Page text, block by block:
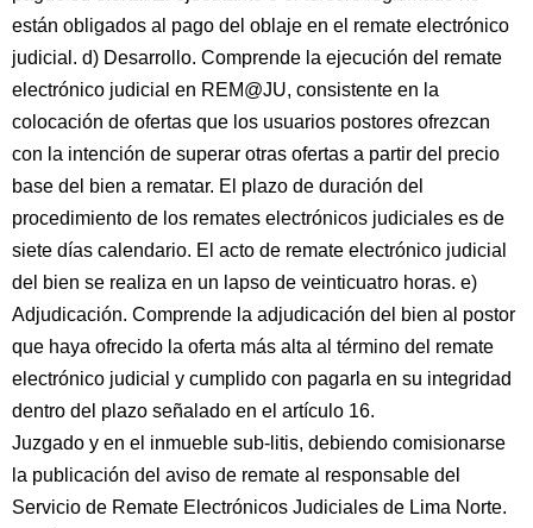
están obligados al pago del oblaje en el remate electrónico
judicial. d) Desarrollo. Comprende la ejecución del remate
electrónico judicial en REM@JU, consistente en la
colocación de ofertas que los usuarios postores ofrezcan
con la intención de superar otras ofertas a partir del precio
base del bien a rematar. El plazo de duración del
procedimiento de los remates electrónicos judiciales es de
siete días calendario. El acto de remate electrónico judicial
del bien se realiza en un lapso de veinticuatro horas. e)
Adjudicación. Comprende la adjudicación del bien al postor
que haya ofrecido la oferta más alta al término del remate
electrónico judicial y cumplido con pagarla en su integridad
dentro del plazo señalado en el artículo 16.
Juzgado y en el inmueble sub-litis, debiendo comisionarse
la publicación del aviso de remate al responsable del
Servicio de Remate Electrónicos Judiciales de Lima Norte.